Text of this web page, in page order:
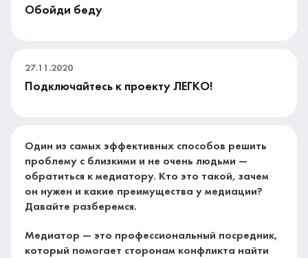
Обойди беду
27.11.2020
Подключайтесь к проекту ЛЕГКО!
Один из самых эффективных способов решить
проблему с близкими и не очень людьми —
обратиться к медиатору. Кто это такой, зачем
он нужен и какие преимущества у медиации?
Давайте разберемся.
Медиатор — это профессиональный посредник,
который помогает сторонам конфликта найти